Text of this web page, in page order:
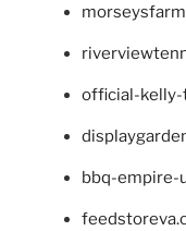
official-kelly-
bbq-empire-